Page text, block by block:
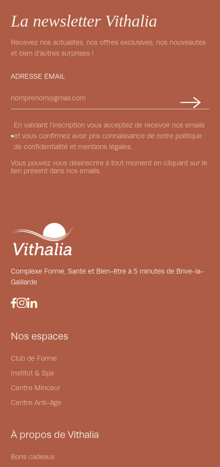
La newsletter Vithalia
Recevez nos actualités, nos offres exclusives, nos nouveautés
et bien d’autres surprises !
ADRESSE EMAIL
En validant l’inscription vous acceptez de recevoir nos emails
et vous confirmez avoir pris connaissance de notre politique
de confidentialité et mentions légales.
Vous pouvez vous désinscrire à tout moment en cliquant sur le
lien présent dans nos emails.
Complexe Forme, Santé et Bien-être à 5 minutes de Brive-la-
Gaillarde
Nos espaces
Club de Forme
Institut & Spa
Centre Minceur
Centre Anti-âge
À propos de Vithalia
Bons cadeaux